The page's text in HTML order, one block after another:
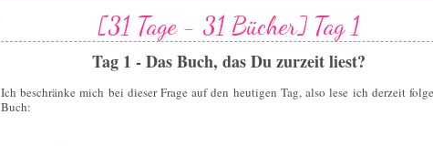
[31 Tage - 31 Bücher] Tag 1
Tag 1 - Das Buch, das Du zurzeit liest?
Ich beschränke mich bei dieser Frage auf den heutigen Tag, also lese ich derzeit
Buch: